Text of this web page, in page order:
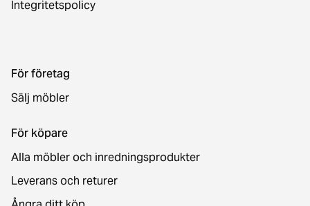
Integritetspolicy
För företag
Sälj möbler
För köpare
Alla möbler och inredningsprodukter
Leverans och returer